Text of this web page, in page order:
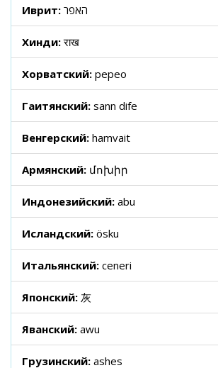
Иврит: האפר
Хинди:राख
Хорватский: pepeo
Гаитянский: sann dife
Венгерский: hamvait
Армянский: մոխիր
Индонезийский: abu
Исландский: ösku
Итальянский: ceneri
Японский: 灰
Яванский: awu
Грузинский: ashes